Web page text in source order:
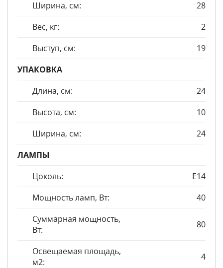
Ширина, см:
28
Вес, кг:
2
Выступ, см:
19
УПАКОВКА
Длина, см:
24
Высота, см:
10
Ширина, см:
24
ЛАМПЫ
Цоколь:
E14
Мощность ламп, Вт:
40
Суммарная мощность,
Вт:
80
Освещаемая площадь,
м2:
4